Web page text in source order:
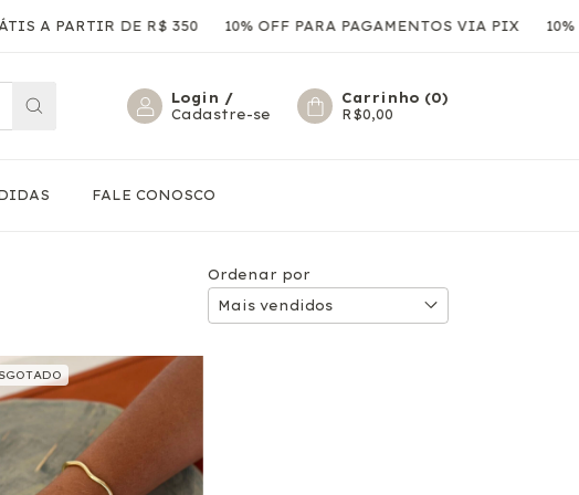
A PARTIR DE R$ 350 10% OFF PARA PAGAMENTOS VIA PIX 10%
Login /
Cadastre-se
Carrinho (0)
R$0,00
FALE CONOSCO
Ordenar por